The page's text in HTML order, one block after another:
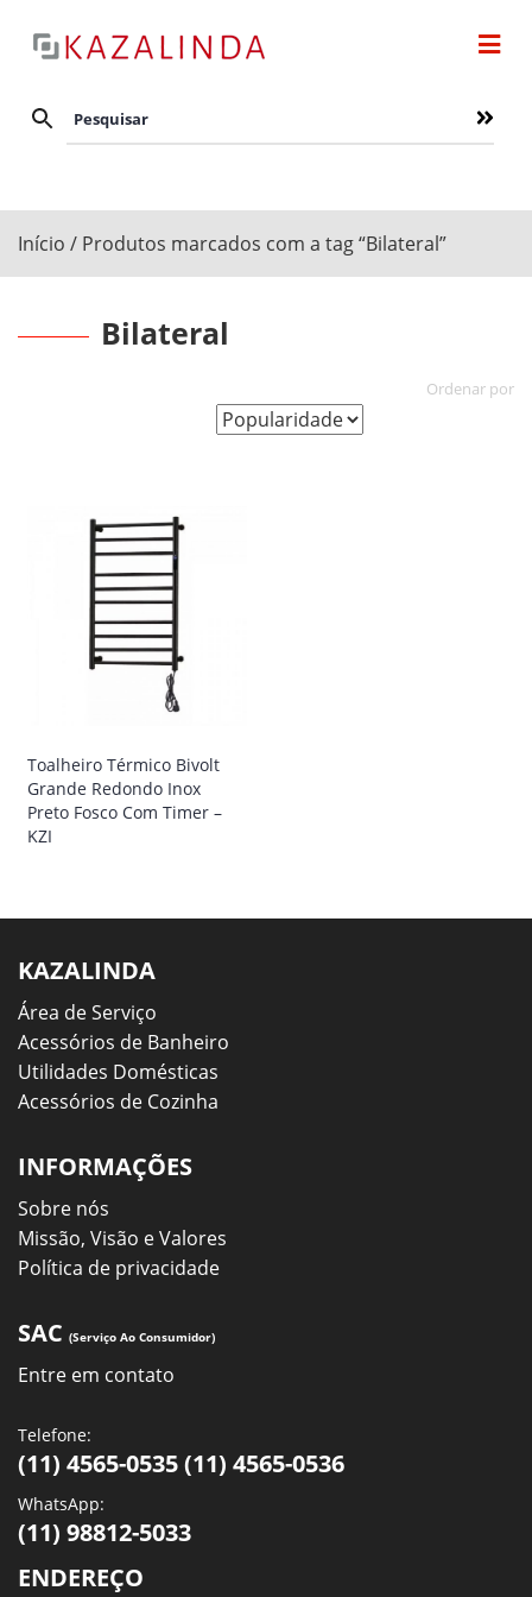
Início / Produtos marcados com a tag “Bilateral”
Bilateral
Toalheiro Térmico Bivolt
Grande Redondo Inox
Preto Fosco Com Timer –
KZI
KAZALINDA
Área de Serviço
Acessórios de Banheiro
Utilidades Domésticas
Acessórios de Cozinha
INFORMAÇÕES
Sobre nós
Missão, Visão e Valores
Política de privacidade
SAC (Serviço Ao Consumidor)
Entre em contato
Telefone:
(11) 4565-0535 (11) 4565-0536
WhatsApp:
(11) 98812-5033
ENDEREÇO